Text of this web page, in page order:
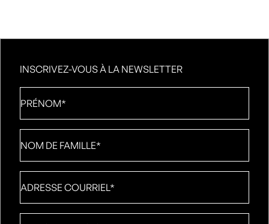
INSCRIVEZ-VOUS À LA NEWSLETTER
de
famille*
courriel*